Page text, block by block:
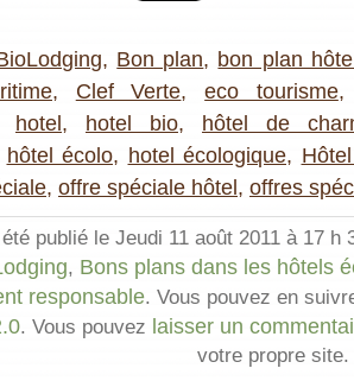
, Bon plan, bon plan
, Clef Verte,eco tourisme
hotel, hotel bio, hôtel de
hôtel écolo, hotel écologique,
, offre spéciale hôtel, offres
publié le Jeudi 11 août 2011 à 17
, Bons plans dans les hôtels
responsable. Vous pouvez en
. Vous pouvez laisser un
votre propre site.